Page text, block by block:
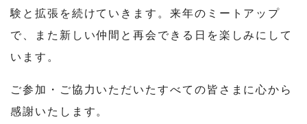
験と拡張を続けていきます。来年のミートアップ
で、また新しい仲間と再会できる日を楽しみにして
います。
ご参加・ご協力いただいたすべての皆さまに心から
感謝いたします。